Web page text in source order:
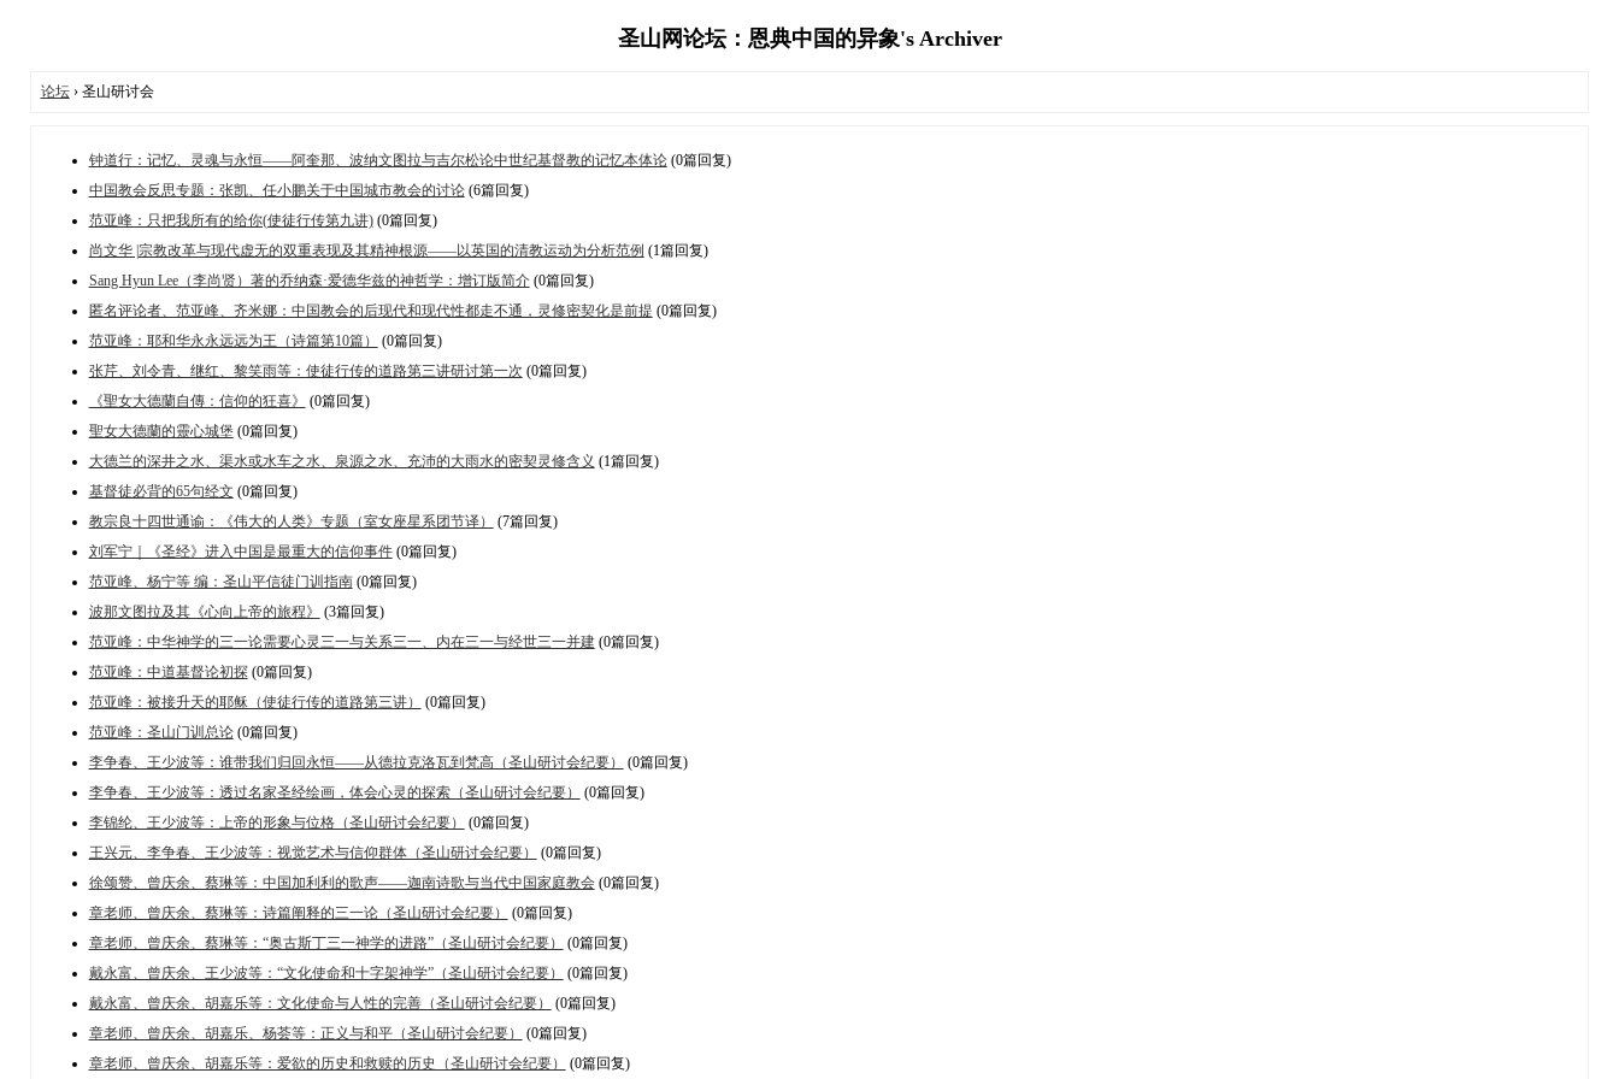
圣山网论坛：恩典中国的异象's Archiver
论坛› 圣山研讨会
钟道行：记忆、灵魂与永恒——阿奎那、波纳文图拉与吉尔松论中世纪基督教的记忆本体论(0篇回复)
中国教会反思专题：张凯、任小鹏关于中国城市教会的讨论(6篇回复)
范亚峰：只把我所有的给你(使徒行传第九讲)(0篇回复)
尚文华 |宗教改革与现代虚无的双重表现及其精神根源——以英国的清教运动为分析范例 (1篇回复)
Sang Hyun Lee（李尚贤）著的乔纳森·爱德华兹的神哲学：增订版简介(0篇回复)
匿名评论者、范亚峰、齐米娜：中国教会的后现代和现代性都走不通，灵修密契化是前提 (0篇回复)
范亚峰：耶和华永永远远为王（诗篇第10篇）
(0篇回复)
张芹、刘令青、继红、黎笑雨等：使徒行传的道路第三讲研讨第一次 (0篇回复)
《聖女大德蘭自傳：信仰的狂喜》
(0篇回复)
聖女大德蘭的靈心城堡(0篇回复)
大德兰的深井之水、渠水或水车之水、泉源之水、充沛的大雨水的密契灵修含义 (1篇回复)
基督徒必背的65句经文 (0篇回复)
教宗良十四世通谕：《伟大的人类》专题（室女座星系团节译）
(7篇回复)
刘军宁｜《圣经》进入中国是最重大的信仰事件(0篇回复)
范亚峰、杨宁等 编：圣山平信徒门训指南(0篇回复)
波那文图拉及其《心向上帝的旅程》
(3篇回复)
范亚峰：中华神学的三一论需要心灵三一与关系三一、内在三一与经世三一并建(0篇回复)
范亚峰：中道基督论初探(0篇回复)
范亚峰：被接升天的耶稣（使徒行传的道路第三讲）
(0篇回复)
范亚峰：圣山门训总论(0篇回复)
李争春、王少波等：谁带我们归回永恒——从德拉克洛瓦到梵高（圣山研讨会纪要）
(0篇回复)
李争春、王少波等：透过名家圣经绘画，体会心灵的探索（圣山研讨会纪要）
(0篇回复)
李锦纶、王少波等：上帝的形象与位格（圣山研讨会纪要）
(0篇回复)
王兴元、李争春、王少波等：视觉艺术与信仰群体（圣山研讨会纪要）
(0篇回复)
徐颂赞、曾庆余、蔡琳等：中国加利利的歌声——迦南诗歌与当代中国家庭教会(0篇回复)
章老师、曾庆余、蔡琳等：诗篇阐释的三一论（圣山研讨会纪要）
(0篇回复)
章老师、曾庆余、蔡琳等：“奥古斯丁三一神学的进路”（圣山研讨会纪要）
(0篇回复)
戴永富、曾庆余、王少波等：“文化使命和十字架神学”（圣山研讨会纪要）
(0篇回复)
戴永富、曾庆余、胡嘉乐等：文化使命与人性的完善（圣山研讨会纪要）
(0篇回复)
章老师、曾庆余、胡嘉乐、杨荟等：正义与和平（圣山研讨会纪要）
(0篇回复)
章老师、曾庆余、胡嘉乐等：爱欲的历史和救赎的历史（圣山研讨会纪要）
(0篇回复)